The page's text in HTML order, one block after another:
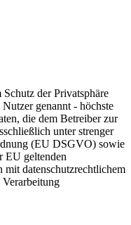
der Privatsphäre
genannt - höchste
die dem Betreiber zur
unter strenger
(EU DSGVO) sowie
EU geltenden
mit datenschutzrechtlichem